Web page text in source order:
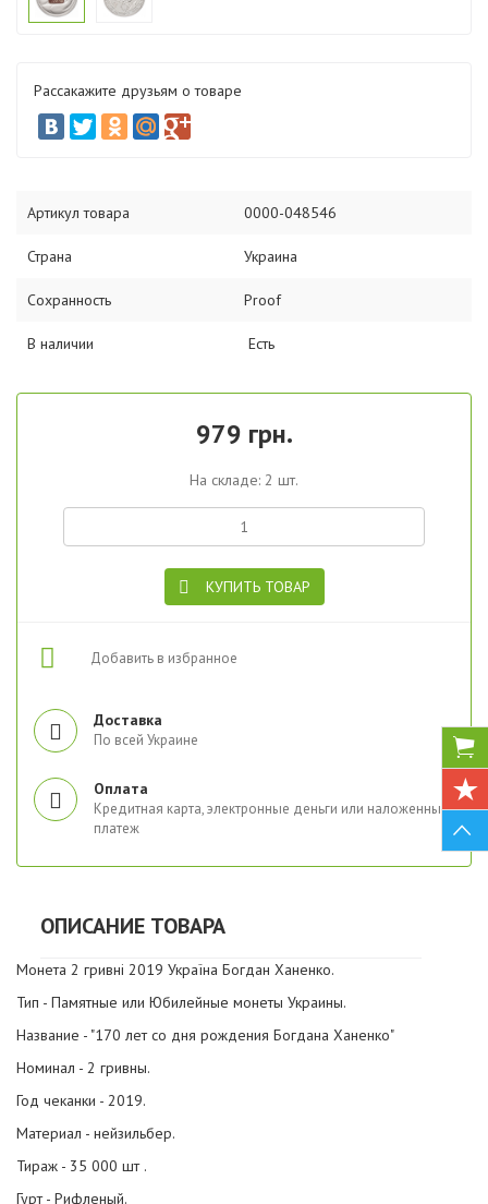
Рассакажите друзьям о товаре
Артикул товара 0000-048546
Страна Украина
Сохранность Proof
В наличии Есть
979 грн.
На складе: 2 шт.
КУПИТЬ ТОВАР
Добавить в избранное
Доставка
По всей Украине
Оплата
Кредитная карта, электронные деньги или наложенный
платеж
ОПИСАНИЕ ТОВАРА
Монета 2 гривнi 2019 Україна Богдан Ханенко.
Тип - Памятные или Юбилейные монеты Украины.
Название - "170 лет со дня рождения Богдана Ханенко"
Номинал - 2 гривны.
Год чеканки - 2019.
Материал - нейзильбер.
Тираж - 35 000 шт .
Гурт - Рифленый.